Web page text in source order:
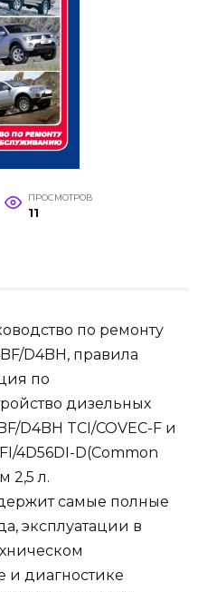
ПРОСМОТРОВ
11
по ремонту
D4BH, правила
по
дизельных
D4BH TCI/COVEC-F и
4D56DI-D(Common
2,5 л.
самые полные
эксплуатации в
и диагностике